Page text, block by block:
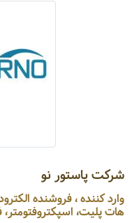
شرکت پاستور نو
هات پلیت، اسپکتروفتومتر،